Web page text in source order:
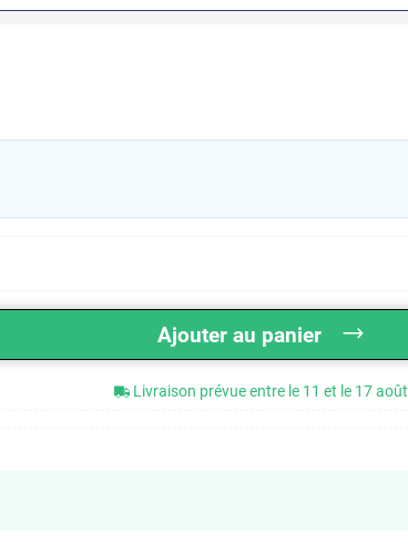
Ajouter au panier
Livraison prévue entre le 11 et le 17 août